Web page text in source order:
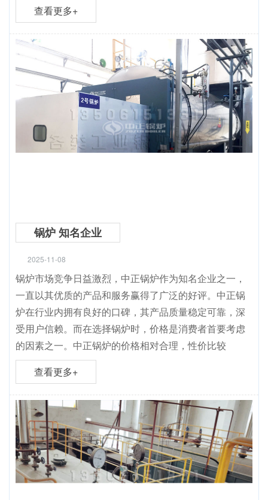
查看更多+
锅炉 知名企业
2025-11-08
锅炉市场竞争日益激烈，中正锅炉作为知名企业之一，
一直以其优质的产品和服务赢得了广泛的好评。中正锅
炉在行业内拥有良好的口碑，其产品质量稳定可靠，深
受用户信赖。而在选择锅炉时，价格是消费者首要考虑
的因素之一。中正锅炉的价格相对合理，性价比较
查看更多+